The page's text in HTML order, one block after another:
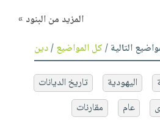
المزيد من البنود »
التالية /كل المواضيع/دين
اليهودية
تاريخ الديانات
عام مقارنات